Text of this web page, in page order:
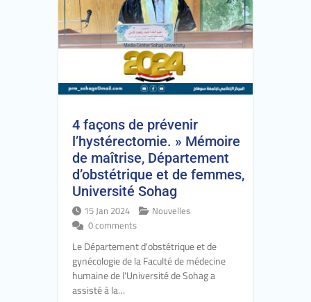
4 façons de prévenir
l’hystérectomie. » Mémoire
de maîtrise, Département
d’obstétrique et de femmes,
Université Sohag
15 Jan 2024
Nouvelles
0 comments
Le Département d'obstétrique et de
gynécologie de la Faculté de médecine
humaine de l'Université de Sohag a
assisté à la…